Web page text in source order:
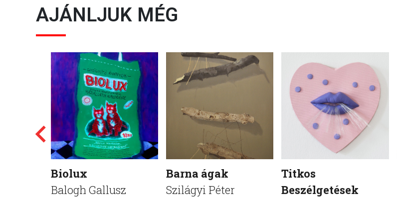
AJÁNLJUK MÉG
Biolux
Balogh Gallusz
Barna ágak
Szilágyi Péter
Titkos
Beszélgetések